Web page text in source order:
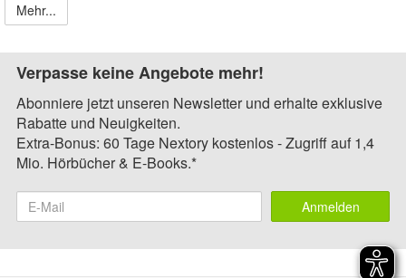
Mehr...
Verpasse keine Angebote mehr!
Abonniere jetzt unseren Newsletter und erhalte exklusive
Rabatte und Neuigkeiten.
Extra-Bonus: 60 Tage Nextory kostenlos - Zugriff auf 1,4
Mio. Hörbücher & E-Books.*
Anmelden